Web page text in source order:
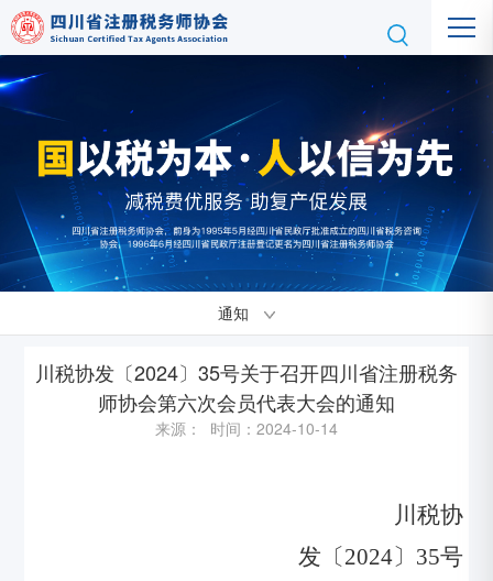
通知
川税协发〔2024〕35号关于召开四川省注册税务
师协会第六次会员代表大会的通知
来源： 时间：2024-10-14
川税协
发〔2024〕35号